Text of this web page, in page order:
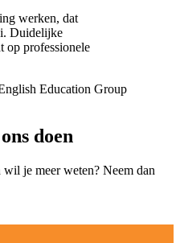
werken, dat
Duidelijke
op professionele
Education Group
doen
je meer weten? Neem dan